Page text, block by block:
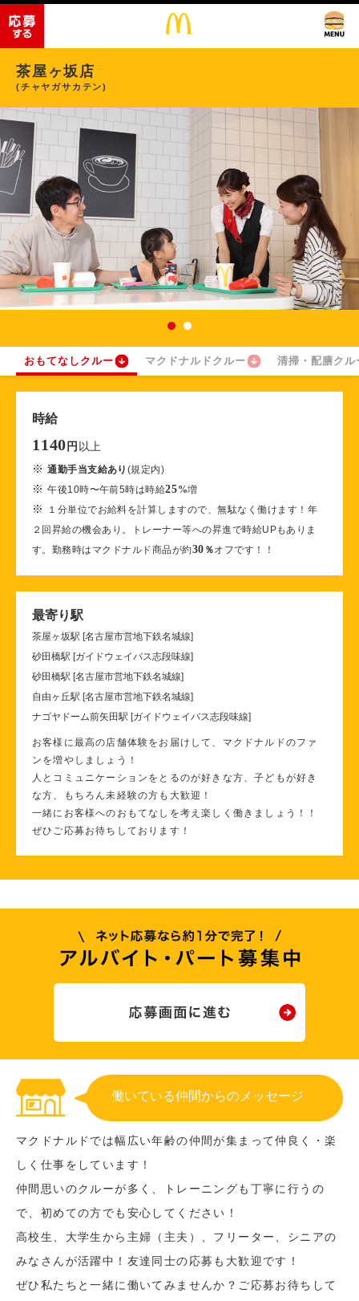
茶屋ヶ坂店
(チャヤガサカテン)
おもてなしクルー マクドナルドクルー 清掃・配膳クル
時給
1140 円 以上
※通勤手当支給あり (規定内)
※午後10時〜午前5時は時給25%増
※
１分単位でお給料を計算しますので、無駄なく働けます！年
２回昇給の機会あり。トレーナー等への昇進で時給UPもありま
す。勤務時はマクドナルド商品が約30 ％オフです！！
最寄り駅
茶屋ヶ坂駅 [名古屋市営地下鉄名城線]
砂田橋駅 [ガイドウェイバス志段味線]
砂田橋駅 [名古屋市営地下鉄名城線]
自由ヶ丘駅 [名古屋市営地下鉄名城線]
ナゴヤドーム前矢田駅 [ガイドウェイバス志段味線]
お客様に最高の店舗体験をお届けして、マクドナルドのファ
ンを増やしましょう！
人とコミュニケーションをとるのが好きな方、子どもが好き
な方、もちろん未経験の方も大歓迎！
一緒にお客様へのおもてなしを考え楽しく働きましょう！！
ぜひご応募お待ちしております！
働いている仲間からのメッセージ
マクドナルドでは幅広い年齢の仲間が集まって仲良く・楽
しく仕事をしています！
仲間思いのクルーが多く、トレーニングも丁寧に行うの
で、初めての方でも安心してください！
高校生、大学生から主婦（主夫）、フリーター、シニアの
みなさんが活躍中！友達同士の応募も大歓迎です！
ぜひ私たちと一緒に働いてみませんか？ご応募お待ちして